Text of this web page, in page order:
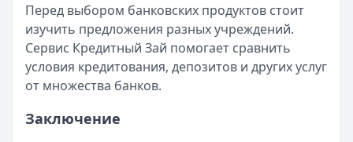
Лимит: до 1 000 000 ₽
Льготный период:55 дней
Обслуживание:990 ₽ в год
Рейтинг:4.8(12 отзывов)
Альфа-Банк— Кредитная карта Альфа-Банка
Льготный период:60 дней
Перед выбором банковских продуктов стоит
изучить предложения разных учреждений.
Сервис Кредитный Зай помогает сравнить
условия кредитования, депозитов и других услуг
от множества банков.
Заключение